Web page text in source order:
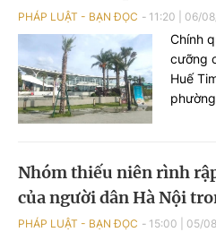
PHÁP LUẬT - BẠN ĐỌC 11:20 06/
Chính
cưỡng
Huế
Nhóm thiếu niên rình
của người dân Hà Nội
PHÁP LUẬT - BẠN ĐỌC 15:00 05/